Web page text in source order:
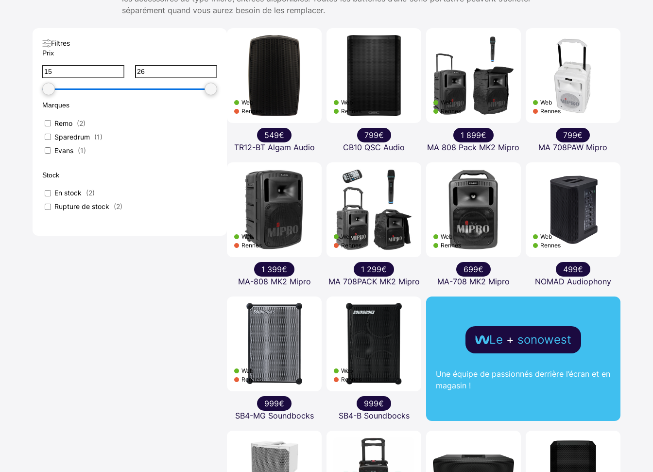
séparément quand vous aurez besoin de les remplacer.
Filtres
Prix
Marques
Remo (2)
Sparedrum
(1)
Evans
(1)
Stock
En stock (2)
Rupture de stock
(2)
Web
Rennes
549€
TR12-BT Algam Audio
Web
Rennes
799€
CB10 QSC Audio
Web
Rennes
1 899€
MA 808 Pack MK2 Mipro
Web
Rennes
799€
MA 708PAW Mipro
Web
Rennes
1 399€
MA-808 MK2 Mipro
Web
Rennes
1 299€
MA 708PACK MK2 Mipro
Web
Rennes
699€
MA-708 MK2 Mipro
Web
Rennes
499€
NOMAD Audiophony
Web
Rennes
999€
SB4-MG Soundbocks
Web
Rennes
999€
SB4-B Soundbocks
Le + sonowest
Une équipe de passionnés derrière l’écran et en
magasin !